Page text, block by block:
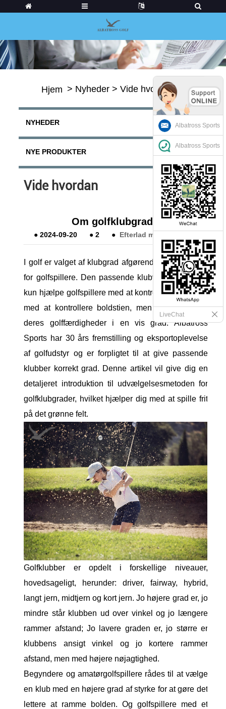
Hjem > Nyheder > Vide hvordan
NYHEDER
NYE PRODUKTER
Vide hvordan
Om golfklubgrader
●2024-09-20 ●2 ● Efterlad mig en besked
I golf er valget af klubgrad afgørende for ydeevnen
for golfspillere. Den passende klubvinkel kan ikke
kun hjælpe golfspillere med at kontrollere boldstien
med at kontrollere boldstien, men også forbedre
deres golffærdigheder i en vis grad. Albatross
Sports har 30 års fremstilling og eksportoplevelse
af golfudstyr og er forpligtet til at give passende
klubber korrekt grad. Denne artikel vil give dig en
detaljeret introduktion til udvælgelsesmetoden for
golfklubgrader, hvilket hjælper dig med at spille frit
på det grønne felt.
Golfklubber er opdelt i forskellige niveauer,
hovedsageligt, herunder: driver, fairway, hybrid,
langt jern, midtjern og kort jern. Jo højere grad er, jo
mindre står klubben ud over vinkel og jo længere
rammer afstand; Jo lavere graden er, jo større er
klubbens ansigt vinkel og jo kortere rammer
afstand, men med højere nøjagtighed.
Begyndere og amatørgolfspillere rådes til at vælge
en klub med en højere grad af styrke for at gøre det
lettere at ramme bolden. Og golfspillere med et
Albatross Sports
Albatross Sports
LiveChat